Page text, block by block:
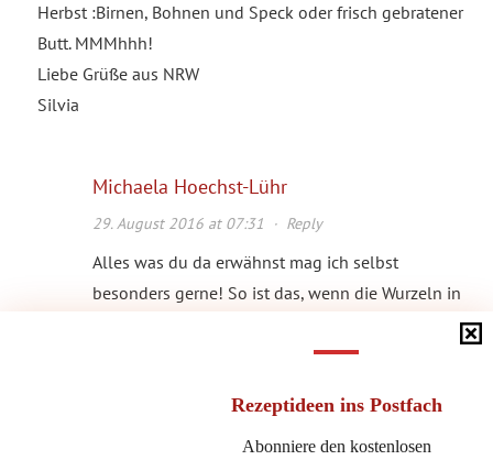
Rezeptideen ins Postfach
Abonniere den kostenlosen
Herbst :Birnen, Bohnen und Speck oder frisch gebratener
Butt. MMMhhh!
Liebe Grüße aus NRW
Silvia
Michaela Hoechst-Lühr
29. August 2016 at 07:31 · Reply
Alles was du da erwähnst mag ich selbst
besonders gerne! So ist das, wenn die Wurzeln in